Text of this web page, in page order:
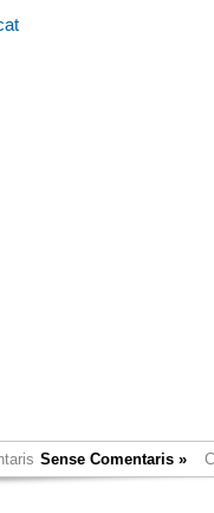
Sense Comentaris »